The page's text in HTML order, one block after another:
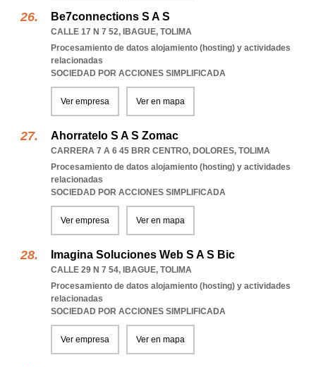
Be7connections S A S
CALLE 17 N 7 52, IBAGUE, TOLIMA
Procesamiento de datos alojamiento (hosting) y actividades
relacionadas
SOCIEDAD POR ACCIONES SIMPLIFICADA
Ver empresa Ver en mapa
Ahorratelo S A S Zomac
CARRERA 7 A 6 45 BRR CENTRO, DOLORES, TOLIMA
Procesamiento de datos alojamiento (hosting) y actividades
relacionadas
SOCIEDAD POR ACCIONES SIMPLIFICADA
Ver empresa Ver en mapa
Imagina Soluciones Web S A S Bic
CALLE 29 N 7 54, IBAGUE, TOLIMA
Procesamiento de datos alojamiento (hosting) y actividades
relacionadas
SOCIEDAD POR ACCIONES SIMPLIFICADA
Ver empresa Ver en mapa